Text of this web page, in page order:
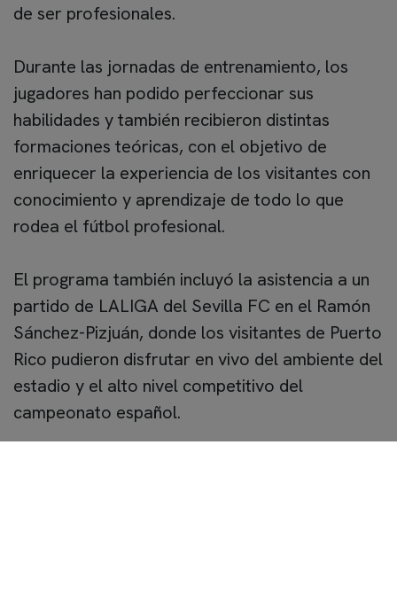
de ser profesionales.
Durante las jornadas de entrenamiento, los
jugadores han podido perfeccionar sus
habilidades y también recibieron distintas
formaciones teóricas, con el objetivo de
enriquecer la experiencia de los visitantes con
conocimiento y aprendizaje de todo lo que
rodea el fútbol profesional.
El programa también incluyó la asistencia a un
partido de LALIGA del Sevilla FC en el Ramón
Sánchez-Pizjuán, donde los visitantes de Puerto
Rico pudieron disfrutar en vivo del ambiente del
estadio y el alto nivel competitivo del
campeonato español.